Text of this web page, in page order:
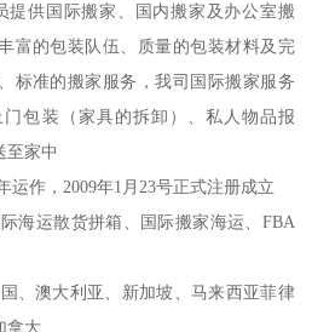
提供国际搬家、国内搬家及办公室搬
富的包装队伍、质量的包装材料及完
标准的搬家服务，我司国际搬家服务
包装（家具的拆卸）、私人物品报
至家中
运作，2009年1月23号正式注册成立
海运散货拼箱、国际搬家海运、FBA
、澳大利亚、新加坡、马来西亚菲律
拿大